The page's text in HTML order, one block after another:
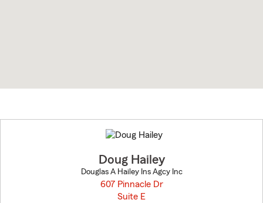
to
before
Doug Hailey
Douglas A Hailey Ins Agcy Inc
607 Pinnacle Dr
Suite E